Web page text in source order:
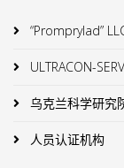
“Promprylad”
ULTRACON-
乌克兰科学研究
人员认证机构